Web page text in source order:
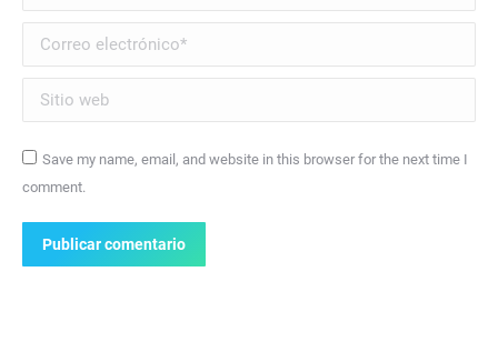
Correo electrónico *
Sitio web
Save my name, email, and website in this browser for the next time I
comment.
Publicar comentario